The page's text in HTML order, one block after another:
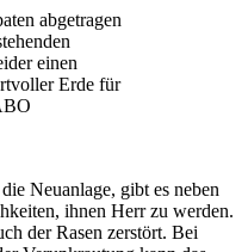
einen
Erde für
Neuanlage, gibt es neben
ihnen Herr zu werden.
der Rasen zerstört. Bei